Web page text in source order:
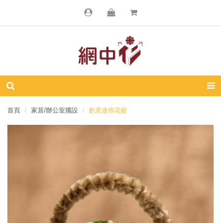
首頁 家居/辦公室擺設 創意迷你花籃